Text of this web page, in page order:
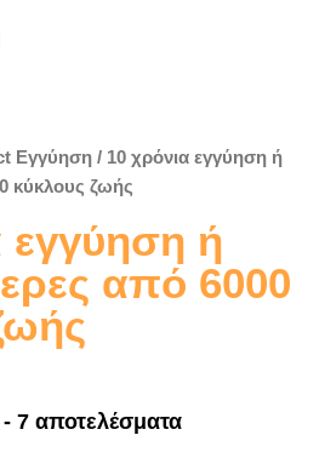
Εγγύηση / 10 χρόνια εγγύηση ή
κύκλους ζωής
εγγύηση ή
από 6000
7 αποτελέσματα